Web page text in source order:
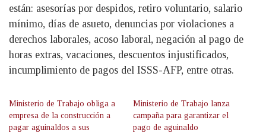
están: asesorías por despidos, retiro voluntario, salario
mínimo, días de asueto, denuncias por violaciones a
derechos laborales, acoso laboral, negación al pago de
horas extras, vacaciones, descuentos injustificados,
incumplimiento de pagos del ISSS-AFP, entre otras.
Ministerio de Trabajo obliga a
empresa de la construcción a
pagar aguinaldos a sus
Ministerio de Trabajo lanza
campaña para garantizar el
pago de aguinaldo